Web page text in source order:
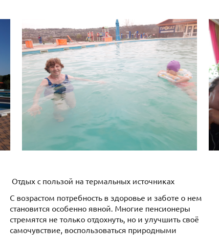
Отдых с пользой на термальных источниках
С возрастом потребность в здоровье и заботе о нем
становится особенно явной. Многие пенсионеры
стремятся не только отдохнуть, но и улучшить своё
самочувствие, воспользоваться природными